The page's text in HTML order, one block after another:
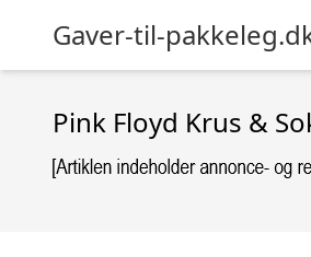
Gaver-til-
Pink Floyd Krus &